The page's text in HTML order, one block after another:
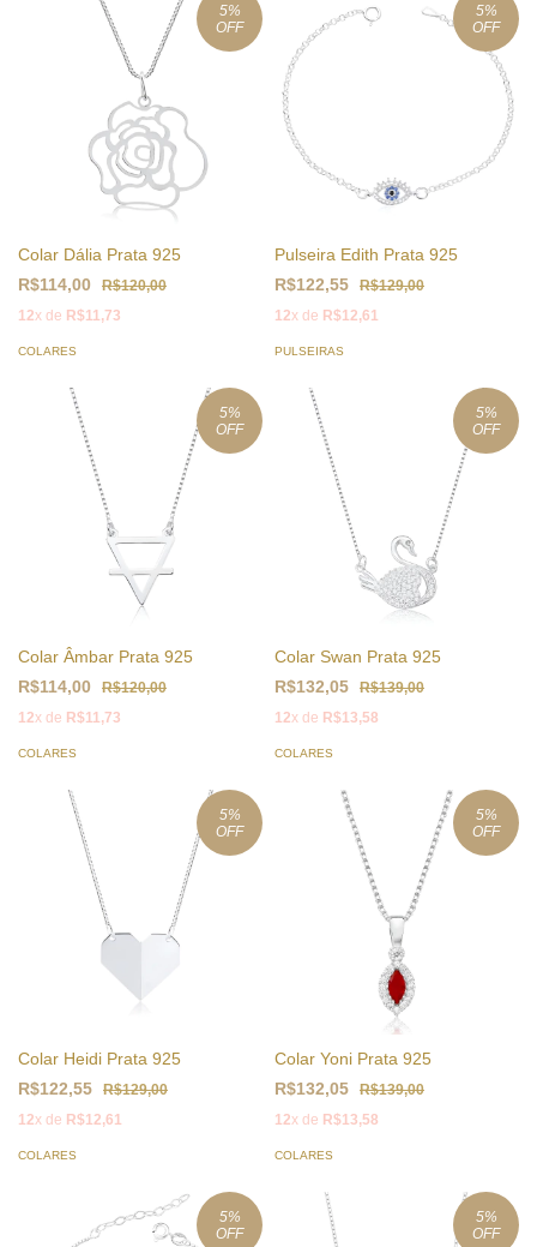
5%
OFF
Colar Dália Prata 925
R$114,00
R$120,00
12x de R$11,73
COLARES
5%
OFF
Pulseira Edith Prata 925
R$122,55
R$129,00
12x de R$12,61
PULSEIRAS
5%
OFF
Colar Âmbar Prata 925
R$114,00
R$120,00
12x de R$11,73
COLARES
5%
OFF
Colar Swan Prata 925
R$132,05
R$139,00
12x de R$13,58
COLARES
5%
OFF
Colar Heidi Prata 925
R$122,55
R$129,00
12x de R$12,61
COLARES
5%
OFF
Colar Yoni Prata 925
R$132,05
R$139,00
12x de R$13,58
COLARES
5%
OFF
5%
OFF